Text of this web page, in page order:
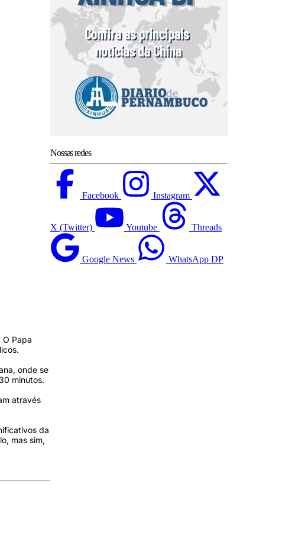
Papa
onde se
minutos.
através
da
mas sim,
Nossas redes
Facebook Instagram
X (Twitter) Youtube Threads
Google News WhatsApp DP